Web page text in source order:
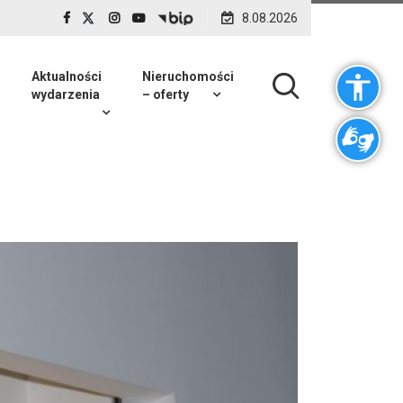
8.08.2026
Aktualności
wydarzenia
Nieruchomości
– oferty